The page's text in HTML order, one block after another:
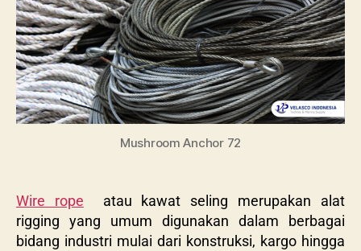
Mushroom Anchor 72
Wire rope atau kawat seling merupakan alat
rigging yang umum digunakan dalam berbagai
bidang industri mulai dari konstruksi, kargo hingga